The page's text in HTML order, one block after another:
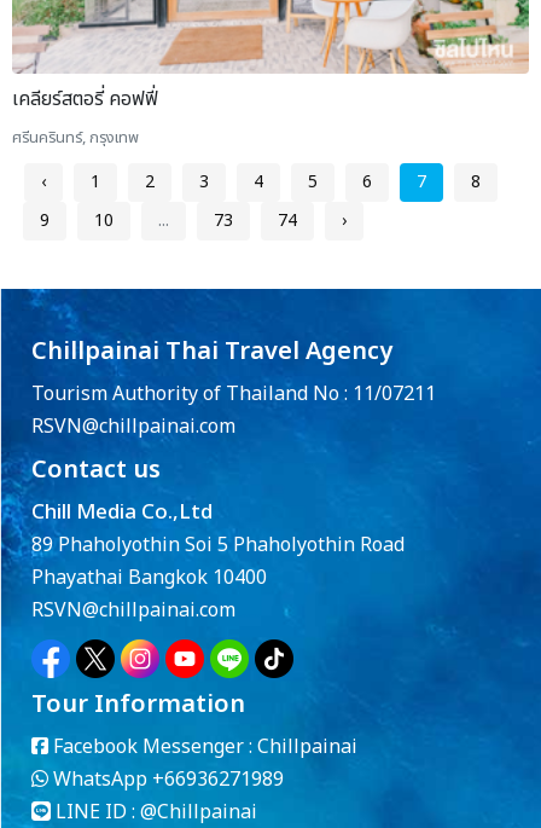
เคลียร์สตอรี่ คอฟฟี่
ศรีนครินทร์, กรุงเทพ
‹ 1 2 3 4 5 6 7
8
9
10 ... 73 74 ›
Chillpainai Thai Travel Agency
Tourism Authority of Thailand No : 11/07211
RSVN@chillpainai.com
Contact us
Chill Media Co.,Ltd
89 Phaholyothin Soi 5 Phaholyothin Road
Phayathai Bangkok 10400
RSVN@chillpainai.com
Tour Information
Facebook Messenger : Chillpainai
WhatsApp +66936271989
LINE ID : @Chillpainai